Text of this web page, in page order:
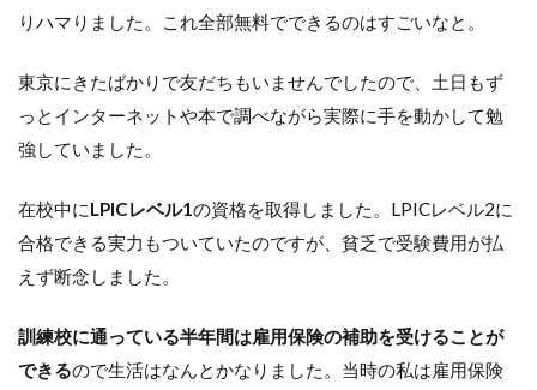
りハマりました。これ全部無料でできるのはすごいなと。
東京にきたばかりで友だちもいませんでしたので、土日もず
っとインターネットや本で調べながら実際に手を動かして勉
強していました。
在校中にLPICレベル1の資格を取得しました。LPICレベル2に
合格できる実力もついていたのですが、貧乏で受験費用が払
えず断念しました。
訓練校に通っている半年間は雇用保険の補助を受けることが
できるので生活はなんとかなりました。当時の私は雇用保険